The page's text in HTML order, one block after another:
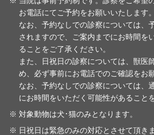
お電話にてご予約をお願いいたします。
なお、予約なしでの診察については、
されますので、ご案内までにお時間を
ることをご了承ください。
また、日祝日の診察については、獣医
め、必ず事前にお電話でのご確認をお
なお、予約なしでの診察については、
にお時間をいただく可能性があること
対象動物は犬･猫のみとなります。
日祝日は緊急のみの対応とさせて頂きま